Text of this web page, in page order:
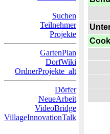
Suchen
Teilnehmer
Projekte
GartenPlan
DorfWiki
OrdnerProjekte_alt
Dörfer
NeueArbeit
VideoBridge
VillageInnovationTalk